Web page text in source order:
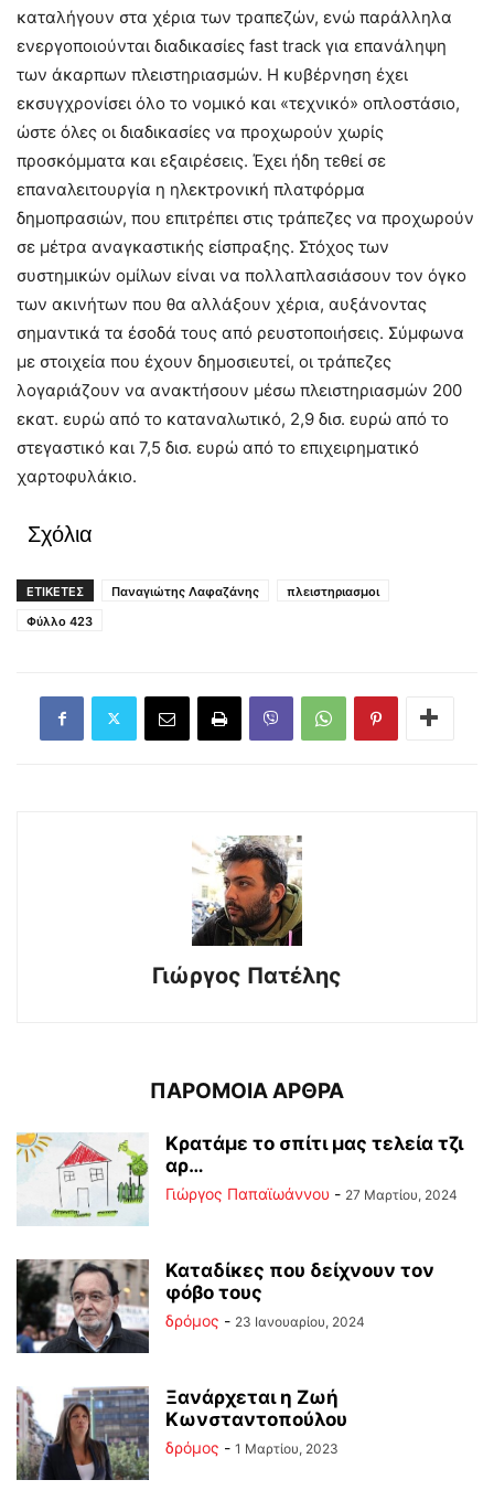
καταλήγουν στα χέρια των τραπεζών, ενώ παράλληλα
ενεργοποιούνται διαδικασίες fast track για επανάληψη
των άκαρπων πλειστηριασμών. Η κυβέρνηση έχει
εκσυγχρονίσει όλο το νομικό και «τεχνικό» οπλοστάσιο,
ώστε όλες οι διαδικασίες να προχωρούν χωρίς
προσκόμματα και εξαιρέσεις. Έχει ήδη τεθεί σε
επαναλειτουργία η ηλεκτρονική πλατφόρμα
δημοπρασιών, που επιτρέπει στις τράπεζες να προχωρούν
σε μέτρα αναγκαστικής είσπραξης. Στόχος των
συστημικών ομίλων είναι να πολλαπλασιάσουν τον όγκο
των ακινήτων που θα αλλάξουν χέρια, αυξάνοντας
σημαντικά τα έσοδά τους από ρευστοποιήσεις. Σύμφωνα
με στοιχεία που έχουν δημοσιευτεί, οι τράπεζες
λογαριάζουν να ανακτήσουν μέσω πλειστηριασμών 200
εκατ. ευρώ από το καταναλωτικό, 2,9 δισ. ευρώ από το
στεγαστικό και 7,5 δισ. ευρώ από το επιχειρηματικό
χαρτοφυλάκιο.
Σχόλια
ΕΤΙΚΕΤΕΣ Παναγιώτης Λαφαζάνης
πλειστηριασμοι
Φύλλο 423
Γιώργος Πατέλης
ΠΑΡΟΜΟΙΑ ΑΡΘΡΑ
Κρατάμε το σπίτι μας τελεία τζι
αρ…
Γιώργος Παπαϊωάννου - 27 Μαρτίου, 2024
Καταδίκες που δείχνουν τον
φόβο τους
δρόμος - 23 Ιανουαρίου, 2024
Ξανάρχεται η Ζωή
Κωνσταντοπούλου
δρόμος - 1 Μαρτίου, 2023